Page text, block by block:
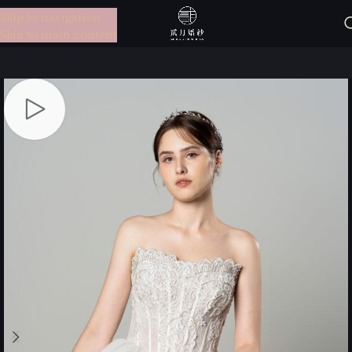
Skip to navigation
Skip to main content
選單